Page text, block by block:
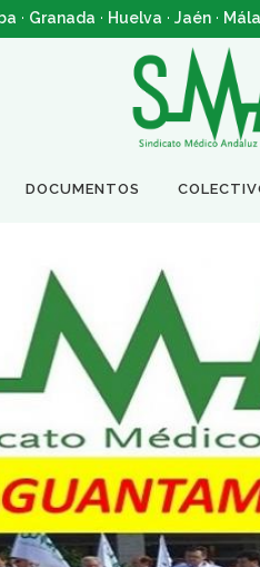
· Granada · Huelva · Jaén ·
DOCUMENTOS